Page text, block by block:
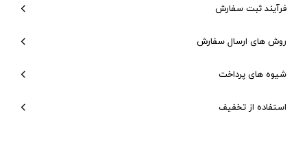
فرآیند ثبت سفارش
روش های ارسال سفارش
شیوه های پرداخت
استفاده از تخفیف